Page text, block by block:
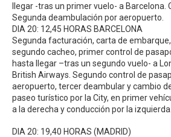
llegar -tras un primer vuelo- a Barcelona.
Segunda deambulación por aeropuerto.
DIA 20: 12,45 HORAS BARCELONA
Segunda facturación, carta de
segundo cacheo, primer control de
hasta llegar –tras un segundo vuelo- a
British Airways. Segundo control de
aeropuerto, tercer deambular y cambio
paseo turístico por la City, en primer
a la derecha y conducción por la
DIA 20: 19,40 HORAS (MADRID)